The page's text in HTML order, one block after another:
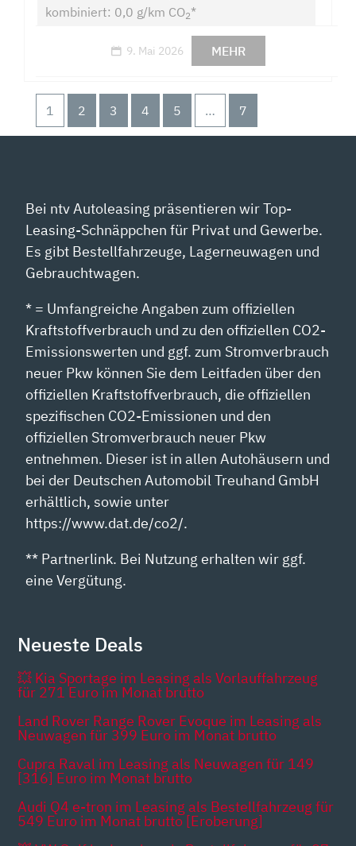
kombiniert: 0,0 g/km CO2*
9. Mai 2026 MEHR
1 2 3 4 5 … 7
Bei ntv Autoleasing präsentieren wir Top-
Leasing-Schnäppchen für Privat und Gewerbe.
Es gibt Bestellfahrzeuge, Lagerneuwagen und
Gebrauchtwagen.
* = Umfangreiche Angaben zum offiziellen
Kraftstoffverbrauch und zu den offiziellen CO2-
Emissionswerten und ggf. zum Stromverbrauch
neuer Pkw können Sie dem Leitfaden über den
offiziellen Kraftstoffverbrauch, die offiziellen
spezifischen CO2-Emissionen und den
offiziellen Stromverbrauch neuer Pkw
entnehmen. Dieser ist in allen Autohäusern und
bei der Deutschen Automobil Treuhand GmbH
erhältlich, sowie unter
https://www.dat.de/co2/.
** Partnerlink. Bei Nutzung erhalten wir ggf.
eine Vergütung.
Neueste Deals
💥 Kia Sportage im Leasing als Vorlauffahrzeug
für 271 Euro im Monat brutto
Land Rover Range Rover Evoque im Leasing als
Neuwagen für 399 Euro im Monat brutto
Cupra Raval im Leasing als Neuwagen für 149
[316] Euro im Monat brutto
Audi Q4 e-tron im Leasing als Bestellfahrzeug für
549 Euro im Monat brutto [Eroberung]